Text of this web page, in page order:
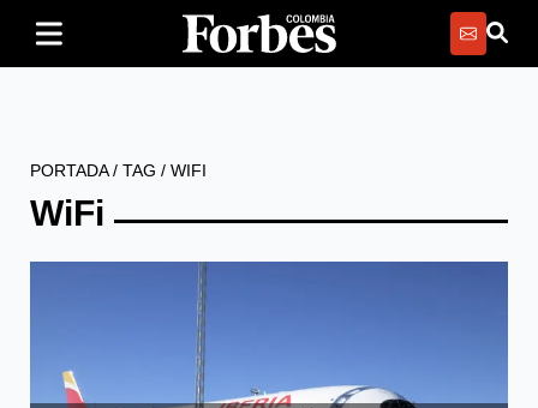
PORTADA/ TAG / WIFI
WiFi